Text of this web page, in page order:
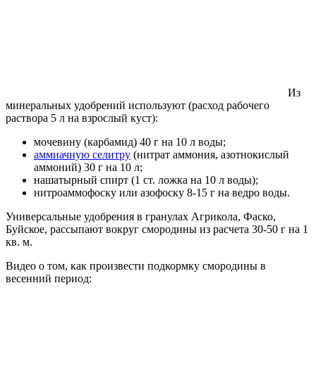
Из
минеральных удобрений используют (расход рабочего
раствора 5 л на взрослый куст):
мочевину (карбамид) 40 г на 10 л воды;
аммиачную селитру (нитрат аммония, азотнокислый
аммоний) 30 г на 10 л;
нашатырный спирт (1 ст. ложка на 10 л воды);
нитроаммофоску или азофоску 8-15 г на ведро воды.
Универсальные удобрения в гранулах Агрикола, Фаско,
Буйское, рассыпают вокруг смородины из расчета 30-50 г на 1
кв. м.
Видео о том, как произвести подкормку смородины в
весенний период: